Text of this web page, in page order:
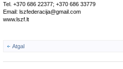
Tel. +370 686 22377; +370 686 33779
Email: lszfederacija@gmail.com
www.lszf.lt
Atgal